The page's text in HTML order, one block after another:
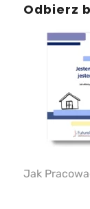
Odbierz
Jak